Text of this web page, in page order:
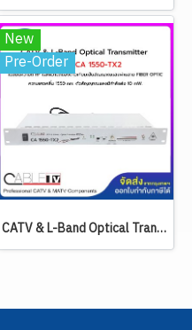
New
Pre-Order
CATV & L-Band Optical Transmitter CABLE รุ่น CA 1550-TX2 (ส่งสัญญาณได้ทั้ง RF และ L-Band ความยาวคลื่น 1550 nm. / 10 mW.) สามารถใส่ RACK 19 U